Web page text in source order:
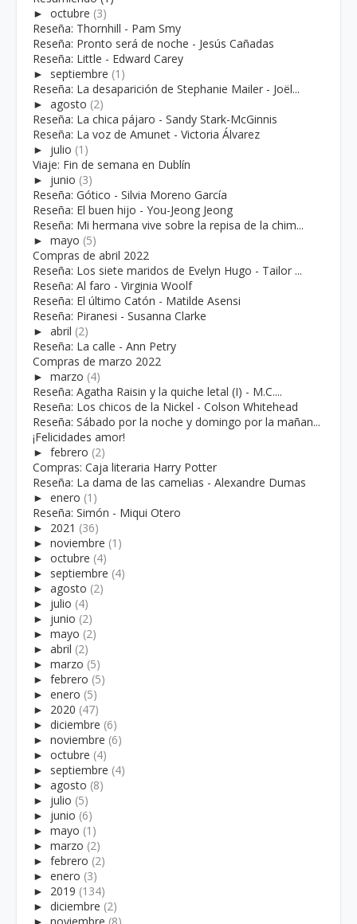
► octubre (3)
Reseña: Thornhill - Pam Smy
Reseña: Pronto será de noche - Jesús Cañadas
Reseña: Little - Edward Carey
► septiembre (1)
Reseña: La desaparición de Stephanie Mailer - Joël...
► agosto (2)
Reseña: La chica pájaro - Sandy Stark-McGinnis
Reseña: La voz de Amunet - Victoria Álvarez
► julio (1)
Viaje: Fin de semana en Dublín
► junio (3)
Reseña: Gótico - Silvia Moreno García
Reseña: El buen hijo - You-Jeong Jeong
Reseña: Mi hermana vive sobre la repisa de la chim...
► mayo (5)
Compras de abril 2022
Reseña: Los siete maridos de Evelyn Hugo - Tailor ...
Reseña: Al faro - Virginia Woolf
Reseña: El último Catón - Matilde Asensi
Reseña: Piranesi - Susanna Clarke
► abril (2)
Reseña: La calle - Ann Petry
Compras de marzo 2022
► marzo (4)
Reseña: Agatha Raisin y la quiche letal (I) - M.C....
Reseña: Los chicos de la Nickel - Colson Whitehead
Reseña: Sábado por la noche y domingo por la mañan...
¡Felicidades amor!
► febrero (2)
Compras: Caja literaria Harry Potter
Reseña: La dama de las camelias - Alexandre Dumas
► enero (1)
Reseña: Simón - Miqui Otero
► 2021 (36)
► noviembre (1)
► octubre (4)
► septiembre (4)
► agosto (2)
► julio (4)
► junio (2)
► mayo (2)
► abril (2)
► marzo (5)
► febrero (5)
► enero (5)
► 2020 (47)
► diciembre (6)
► noviembre (6)
► octubre (4)
► septiembre (4)
► agosto (8)
► julio (5)
► junio (6)
► mayo (1)
► marzo (2)
► febrero (2)
► enero (3)
► 2019 (134)
► diciembre (2)